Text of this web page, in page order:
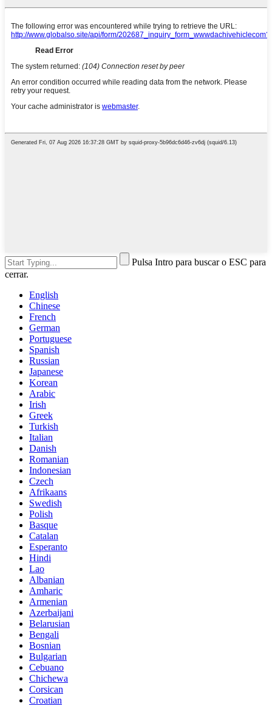
Pulsa Intro para buscar o ESC para
cerrar.
English
Chinese
French
German
Portuguese
Spanish
Russian
Japanese
Korean
Arabic
Irish
Greek
Turkish
Italian
Danish
Romanian
Indonesian
Czech
Afrikaans
Swedish
Polish
Basque
Catalan
Esperanto
Hindi
Lao
Albanian
Amharic
Armenian
Azerbaijani
Belarusian
Bengali
Bosnian
Bulgarian
Cebuano
Chichewa
Corsican
Croatian